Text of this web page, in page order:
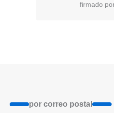
firmado
por correo postal